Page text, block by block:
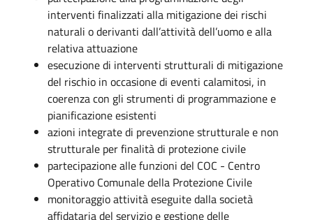
interventi finalizzati alla mitigazione dei rischi
naturali o derivanti dall’attività dell’uomo e alla
relativa attuazione
esecuzione di interventi strutturali di mitigazione
del rischio in occasione di eventi calamitosi, in
coerenza con gli strumenti di programmazione e
pianificazione esistenti
azioni integrate di prevenzione strutturale e non
strutturale per finalità di protezione civile
partecipazione alle funzioni del COC - Centro
Operativo Comunale della Protezione Civile
monitoraggio attività eseguite dalla società
affidataria del servizio e gestione delle